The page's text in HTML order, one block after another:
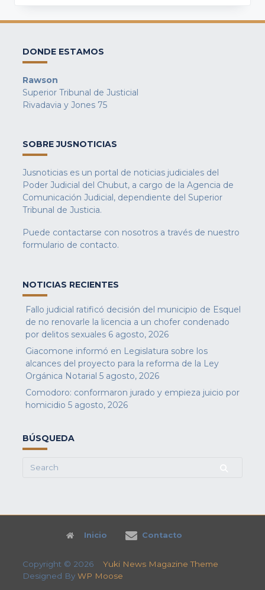
DONDE ESTAMOS
Rawson
Superior Tribunal de Justicial
Rivadavia y Jones 75
SOBRE JUSNOTICIAS
Jusnoticias es un portal de noticias judiciales del
Poder Judicial del Chubut, a cargo de la Agencia de
Comunicación Judicial, dependiente del Superior
Tribunal de Justicia.
Puede contactarse con nosotros a través de nuestro
formulario de contacto.
NOTICIAS RECIENTES
Fallo judicial ratificó decisión del municipio de Esquel
de no renovarle la licencia a un chofer condenado
por delitos sexuales 6 agosto, 2026
Giacomone informó en Legislatura sobre los
alcances del proyecto para la reforma de la Ley
Orgánica Notarial 5 agosto, 2026
Comodoro: conformaron jurado y empieza juicio por
homicidio 5 agosto, 2026
BÚSQUEDA
Search
Inicio Contacto
Copyright © 2026 Yuki News Magazine Theme
Designed By WP Moose